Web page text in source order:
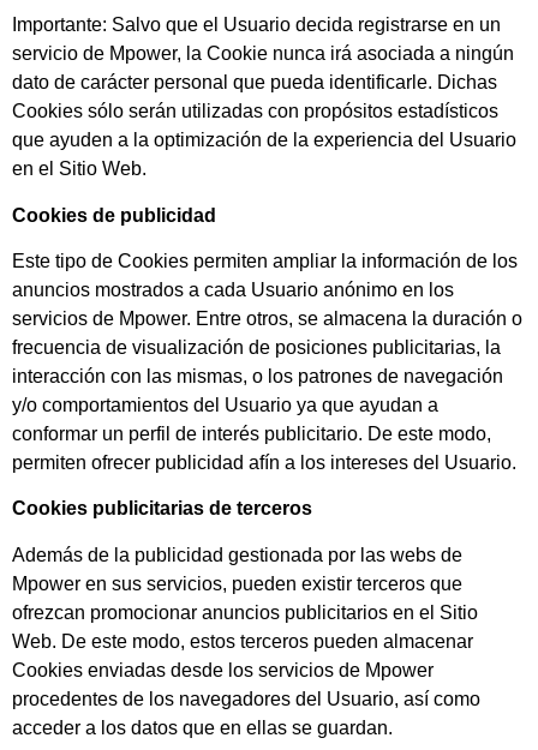
Importante: Salvo que el Usuario decida registrarse en un
servicio de Mpower, la Cookie nunca irá asociada a ningún
dato de carácter personal que pueda identificarle. Dichas
Cookies sólo serán utilizadas con propósitos estadísticos
que ayuden a la optimización de la experiencia del Usuario
en el Sitio Web.
Cookies de publicidad
Este tipo de Cookies permiten ampliar la información de los
anuncios mostrados a cada Usuario anónimo en los
servicios de Mpower. Entre otros, se almacena la duración o
frecuencia de visualización de posiciones publicitarias, la
interacción con las mismas, o los patrones de navegación
y/o comportamientos del Usuario ya que ayudan a
conformar un perfil de interés publicitario. De este modo,
permiten ofrecer publicidad afín a los intereses del Usuario.
Cookies publicitarias de terceros
Además de la publicidad gestionada por las webs de
Mpower en sus servicios, pueden existir terceros que
ofrezcan promocionar anuncios publicitarios en el Sitio
Web. De este modo, estos terceros pueden almacenar
Cookies enviadas desde los servicios de Mpower
procedentes de los navegadores del Usuario, así como
acceder a los datos que en ellas se guardan.